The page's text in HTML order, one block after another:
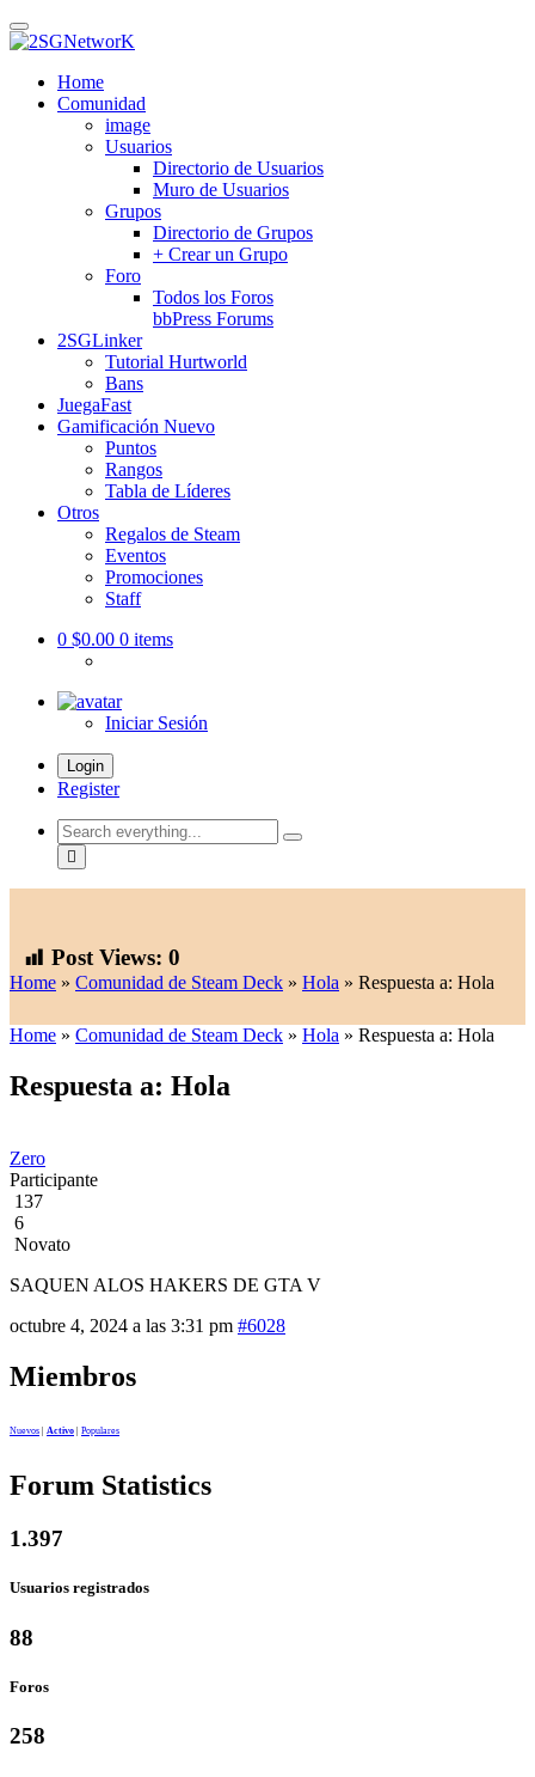
Skip
to
contentHome
Comunidad
image
Usuarios
Directorio de Usuarios
Muro de Usuarios
Grupos
Directorio de Grupos
+ Crear un Grupo
Foro
Todos los Foros
bbPress Forums
2SGLinker
Tutorial Hurtworld
Bans
JuegaFast
Gamificación Nuevo
Puntos
Rangos
Tabla de Líderes
Otros
Regalos de Steam
Eventos
Promociones
Staff
0 $0.00 0 items
Iniciar Sesión
Login
Register
Search
everything...
Post Views: 0
Home » Comunidad de Steam Deck » Hola » Respuesta a: Hola
Home » Comunidad de Steam Deck » Hola » Respuesta a: Hola
Respuesta a: Hola
Zero
Participante
137
6
Novato
SAQUEN ALOS HAKERS DE GTA V
octubre 4, 2024 a las 3:31 pm #6028
Miembros
Nuevos Activo Populares
Forum Statistics
1.397
Usuarios registrados
88
Foros
258